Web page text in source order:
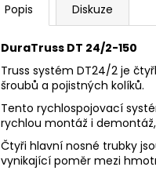
Popis Diskuze
DuraTruss DT 24/2-150
Truss systém DT24/2 je
šroubů a pojistných kolíků.
Tento rychlospojovací
rychlou montáž i
Čtyři hlavní nosné trubky
vynikající poměr mezi